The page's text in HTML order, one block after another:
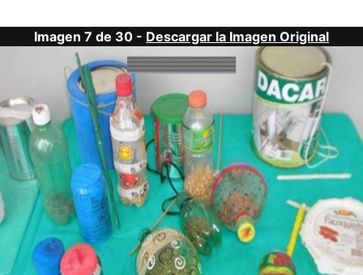
Imagen 7 de 30 - Descargar la Imagen Original